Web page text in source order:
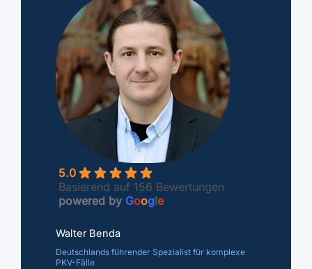
5.0
Basierend auf 156 Bewertungen
powered by Google
Walter Benda
Deutschlands führender Spezialist für komplexe
PKV-Fälle